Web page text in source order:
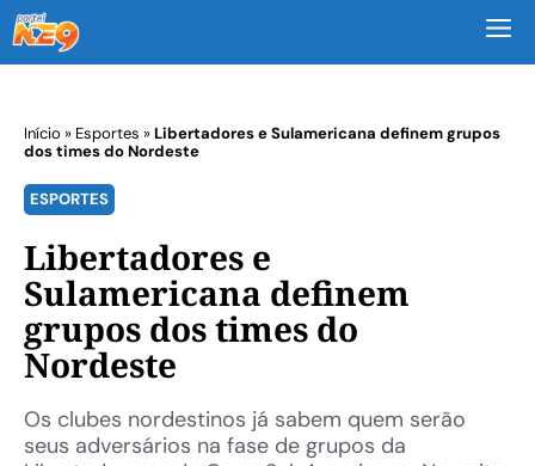
Início » Esportes »Libertadores e Sulamericana definem grupos
dos times do Nordeste
ESPORTES
Libertadores e
Sulamericana definem
grupos dos times do
Nordeste
Os clubes nordestinos já sabem quem serão
seus adversários na fase de grupos da